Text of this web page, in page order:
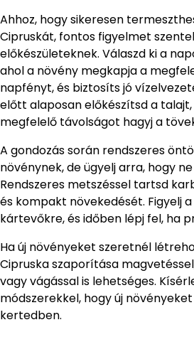
Ahhoz, hogy sikeresen
Cipruskát, fontos figyelmet
előkészületeknek. Válaszd ki a
ahol a növény megkapja a
napfényt, és biztosíts jó
előtt alaposan előkészítsd a talajt,
megfelelő távolságot hagyj a
A gondozás során rendszeres
növénynek, de ügyelj arra, hogy
Rendszeres metszéssel tartsd
és kompakt növekedését. Figyelj
kártevőkre, és időben lépj fel, ha
Ha új növényeket szeretnél
Cipruska szaporítása
vagy vágással is lehetséges.
módszerekkel, hogy új
kertedben.